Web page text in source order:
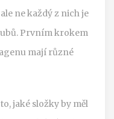
ne každý z nich je
Prvním krokem
mají různé
jaké složky by měl